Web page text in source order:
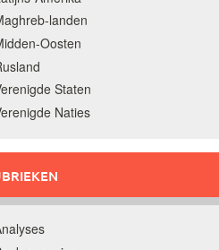
landen
Oosten
Staten
Naties